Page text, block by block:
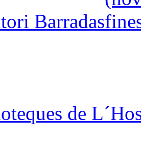
Barradas
de